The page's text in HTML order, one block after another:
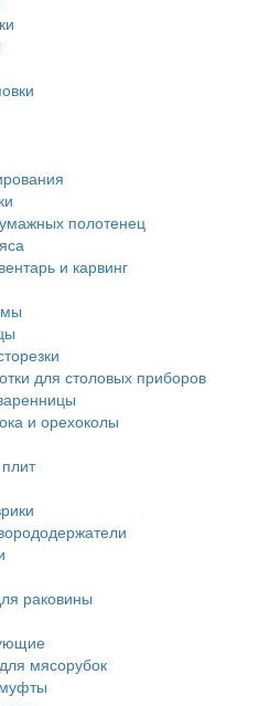
полотенец
и карвинг
для столовых приборов
и орехоколы
раковины
мясорубок